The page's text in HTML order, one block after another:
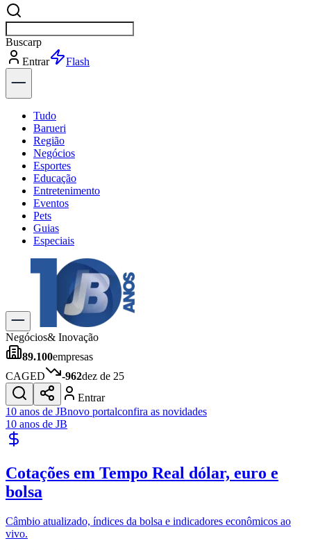
Buscarp
Entrar
Explorar
Tudo
Barueri
Região
Negócios
Esportes
Educação
Entretenimento
Eventos
Pets
Guias
Especiais
Explore Tudo
Últimas Notícias
Previsão do Tempo
Trânsito e Rotas
Dia a Dia & Lazer
Gastronomia
Cinema & Shows
JogosNovo
Para Sua Empresa
Publicidade Legal
Política
Esportes
Negócios& Inovação
89.100empresas
CAGED
-962dez de 25
Entrar
10 anos de JBnovo portalconfira as novidades
10 anos de JB
Cotações em Tempo Real dólar, euro e
bolsa
Câmbio atualizado, índices da bolsa e indicadores econômicos ao
vivo.